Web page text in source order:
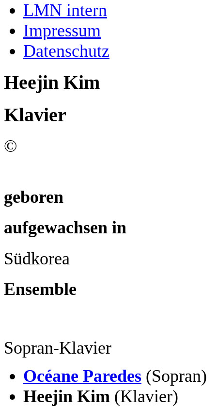
LMN intern
Impressum
Datenschutz
Heejin Kim
Klavier
©
geboren
aufgewachsen in
Südkorea
Ensemble
Sopran-Klavier
Océane Paredes (Sopran)
Heejin Kim (Klavier)